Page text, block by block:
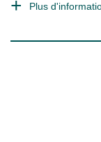
Plus